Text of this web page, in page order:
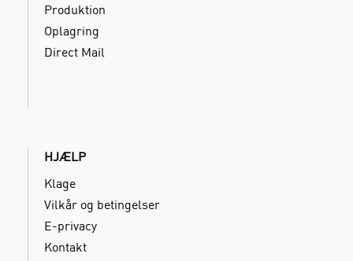
Produktion
Oplagring
Direct Mail
HJÆLP
Klage
Vilkår og betingelser
E-privacy
Kontakt